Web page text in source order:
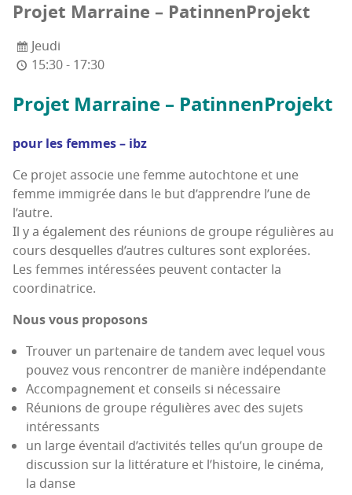
Pro­jet Mar­raine – PatinnenProjekt
Jeudi
15:30 - 17:30
Pro­jet Mar­raine – PatinnenProjekt
pour les femmes – ibz
Ce pro­jet asso­cie une femme autoch­tone et une
femme immi­grée dans le but d’ap­prendre l’une de
l’autre.
Il y a éga­le­ment des réunions de groupe régu­lières au
cours des­quelles d’autres cultures sont explorées.
Les femmes inté­res­sées peuvent contac­ter la
coordinatrice.
Nous vous proposons
Trou­ver un par­te­naire de tan­dem avec lequel vous
pou­vez vous ren­con­trer de manière indépendante
Accom­pa­gne­ment et conseils si nécessaire
Réunions de groupe régu­lières avec des sujets
intéressants
un large éven­tail d’ac­ti­vi­tés telles qu’un groupe de
dis­cus­sion sur la lit­té­ra­ture et l’his­toire, le ciné­ma,
la danse